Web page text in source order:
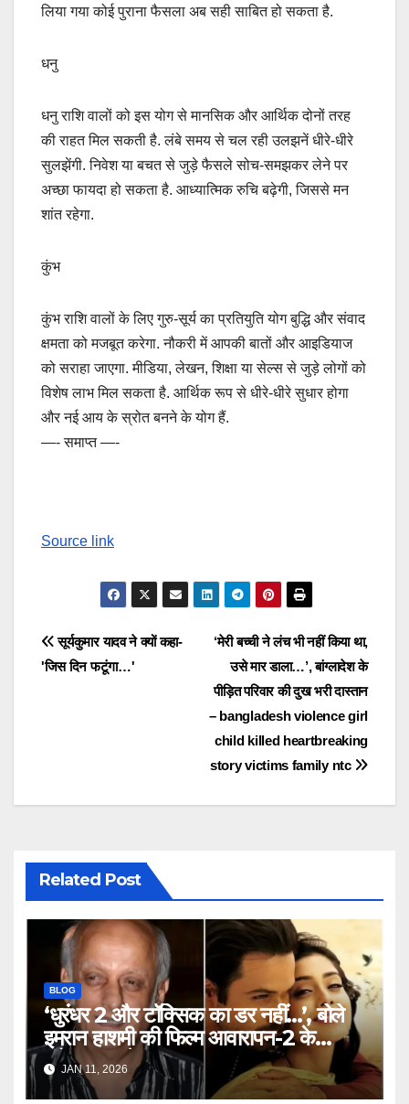
लिया गया कोई पुराना फैसला अब सही साबित हो सकता है.
धनु
धनु राशि वालों को इस योग से मानसिक और आर्थिक दोनों तरह
की राहत मिल सकती है. लंबे समय से चल रही उलझनें धीरे-धीरे
सुलझेंगी. निवेश या बचत से जुड़े फैसले सोच-समझकर लेने पर
अच्छा फायदा हो सकता है. आध्यात्मिक रुचि बढ़ेगी, जिससे मन
शांत रहेगा.
कुंभ
कुंभ राशि वालों के लिए गुरु-सूर्य का प्रतियुति योग बुद्धि और संवाद
क्षमता को मजबूत करेगा. नौकरी में आपकी बातों और आइडियाज
को सराहा जाएगा. मीडिया, लेखन, शिक्षा या सेल्स से जुड़े लोगों को
विशेष लाभ मिल सकता है. आर्थिक रूप से धीरे-धीरे सुधार होगा
और नई आय के स्रोत बनने के योग हैं.
—- समाप्त —-
Source link
Post
navigation
‘मेरी बच्ची ने लंच भी नहीं किया था,
उसे मार डाला…’, बांग्लादेश के
पीड़ित परिवार की दुख भरी दास्तान
– bangladesh violence girl
child killed heartbreaking
story victims family ntc
सूर्यकुमार यादव ने क्यों कहा-
'जिस दिन फटूंगा…'
Related Post
BLOG
‘धुरंधर 2 और टॉक्सिक का डर नहीं…’, बोले
इमरान हाशमी की फिल्म आवारापन-2 के
प्रोड्यूसर मुकेश भट्ट – Mukesh
Bhatt on Emraan Hashmi
JAN 11, 2026